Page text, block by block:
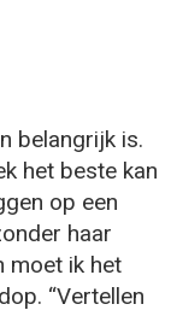
belangrijk is.
het beste kan
op een
haar
moet ik het
“Vertellen